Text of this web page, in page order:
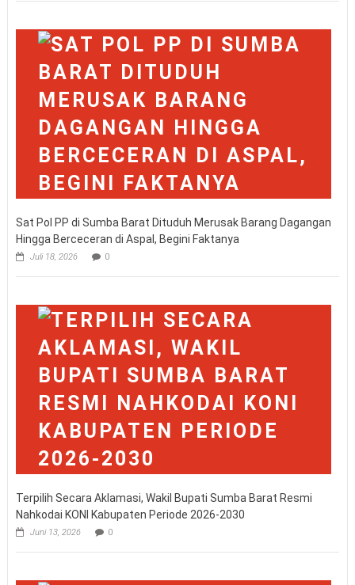
Sat Pol PP di Sumba Barat Dituduh Merusak Barang Dagangan
Hingga Berceceran di Aspal, Begini Faktanya
Juli 18, 2026 0
Terpilih Secara Aklamasi, Wakil Bupati Sumba Barat Resmi
Nahkodai KONI Kabupaten Periode 2026-2030
Juni 13, 2026 0